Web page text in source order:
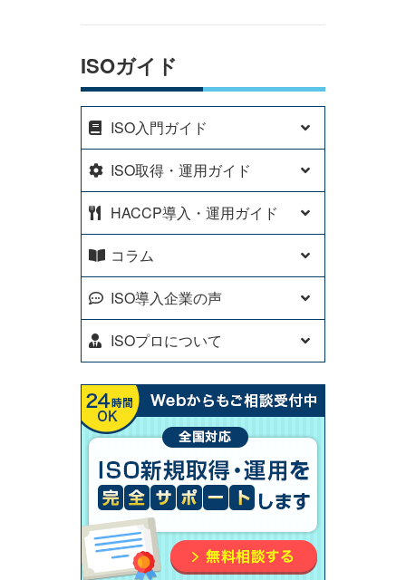
ISOガイド
ISO入門ガイド
ISO取得・運用ガイド
HACCP導入・運用ガイド
コラム
ISO導入企業の声
ISOプロについて